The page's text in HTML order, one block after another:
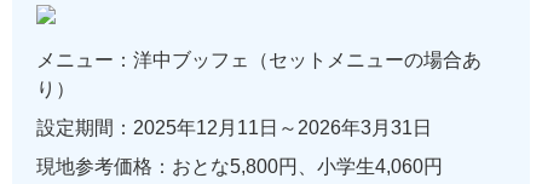
メニュー：洋中ブッフェ（セットメニューの場合あ
り）
設定期間：2025年12月11日～2026年3月31日
現地参考価格：おとな5,800円、小学生4,060円